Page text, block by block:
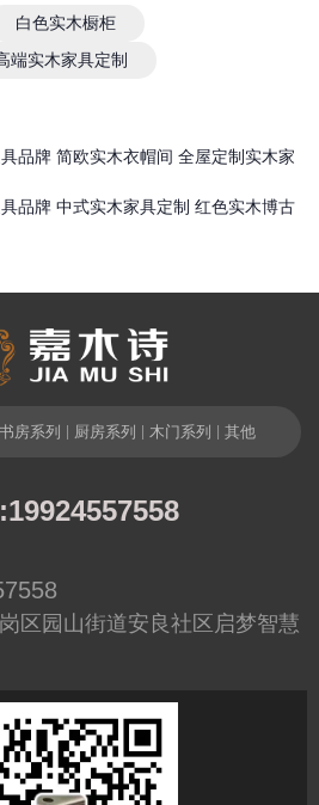
白色实木橱柜
端实木家具定制
品牌 简欧实木衣帽间 全屋定制实木家
品牌 中式实木家具定制 红色实木博古
家具 实木阳台柜 原木色实木家具
书房系列 厨房系列 木门系列 其他
区园山街道安良社区启梦智慧